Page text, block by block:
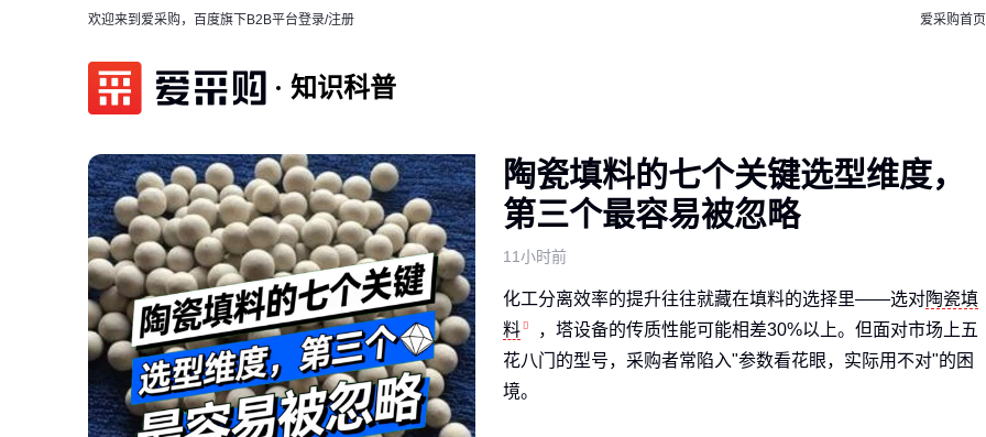
欢迎来到爱采购，百度旗下B2B平台登录/注册 爱采购首页
知识科普
陶瓷填料的七个关键选型维度，
第三个最容易被忽略
11小时前
化工分离效率的提升往往就藏在填料的选择里——选对陶瓷填
料
，塔设备的传质性能可能相差30%以上。但面对市场上五
花八门的型号，采购者常陷入"参数看花眼，实际用不对"的困
境。